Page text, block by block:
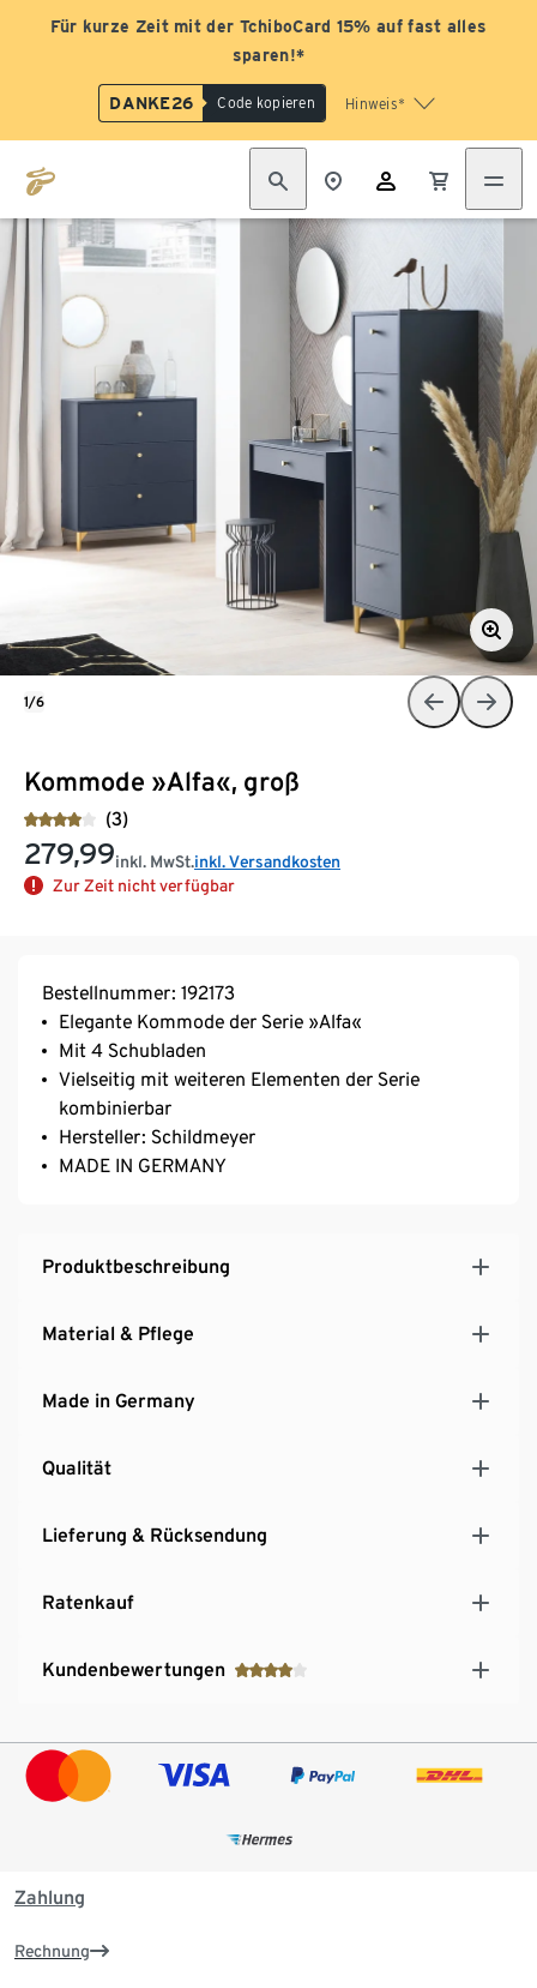
Für kurze Zeit mit der TchiboCard 15% auf fast alles
sparen!*
DANKE26 Code kopieren Hinweis*
Kommode »Alfa«, groß
(3)
279,99inkl. MwSt.inkl. Versandkosten
Zur Zeit nicht verfügbar
1/6
Bestellnummer: 192173
Elegante Kommode der Serie »Alfa«
Mit 4 Schubladen
Vielseitig mit weiteren Elementen der Serie
kombinierbar
Hersteller: Schildmeyer
MADE IN GERMANY
Produktbeschreibung
Material & Pflege
Made in Germany
Qualität
Lieferung & Rücksendung
Ratenkauf
Kundenbewertungen
Zahlung
Rechnung